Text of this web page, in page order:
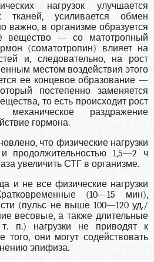
нагрузок улучшается
тканей, усиливается обмен
важно, в организме образуется
вещество — со матотропный
(соматотропин) влияет на
и, следовательно, на рост
местом воздействия этого
ее концевое образование —
постепенно заменяется
то есть происходит рост
механическое раздражение
гормона.
что физические нагрузки
продолжительностью 1,5—2 ч
увеличить СТГ в организме.
и не все физические нагрузки
(10—15 мин),
(пульс не выше 100—120 уд./
весовые, а также длительные
п.) нагрузки не приводят к
они могут содействовать
эпифиза.